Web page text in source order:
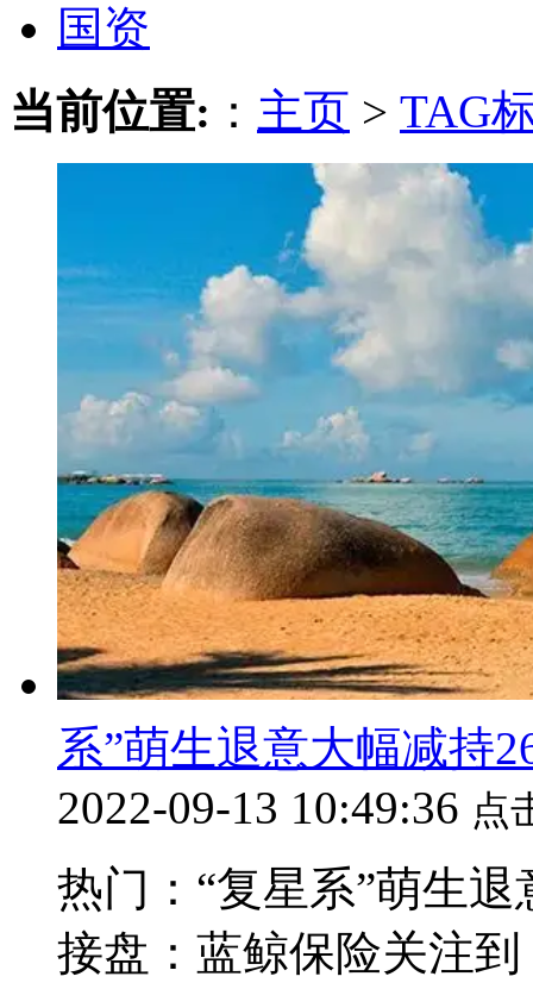
国资
当前位置: ： 主页 > TAG
系”萌生退意大幅减持
2022-09-13 10:49:36 点
热门：“复星系”萌生
接盘：蓝鲸保险关注